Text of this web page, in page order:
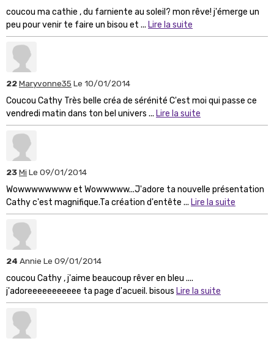
coucou ma cathie , du farniente au soleil? mon rêve! j'émerge un
peu pour venir te faire un bisou et ... Lire la suite
22Maryvonne35 Le 10/01/2014
Coucou Cathy Très belle créa de sérénité C'est moi qui passe ce
vendredi matin dans ton bel univers ... Lire la suite
23Mi Le 09/01/2014
Wowwwwwwww et Wowwwww...J'adore ta nouvelle présentation
Cathy c'est magnifique.Ta création d'entête ... Lire la suite
24 Annie Le 09/01/2014
coucou Cathy , j'aime beaucoup rêver en bleu ....
j'adoreeeeeeeeeee ta page d'acueil. bisous Lire la suite